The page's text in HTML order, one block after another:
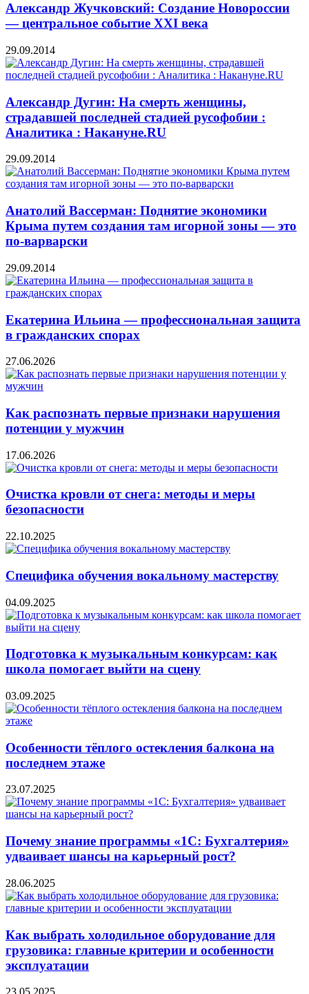
Александр Жучковский: Создание Новороссии
— центральное событие XXI века
29.09.2014
Александр Дугин: На смерть женщины,
страдавшей последней стадией русофобии :
Аналитика : Накануне.RU
29.09.2014
Анатолий Вассерман: Поднятие экономики
Крыма путем создания там игорной зоны — это
по-варварски
29.09.2014
Екатерина Ильина — профессиональная защита
в гражданских спорах
27.06.2026
Как распознать первые признаки нарушения
потенции у мужчин
17.06.2026
Очистка кровли от снега: методы и меры
безопасности
22.10.2025
Специфика обучения вокальному мастерству
04.09.2025
Подготовка к музыкальным конкурсам: как
школа помогает выйти на сцену
03.09.2025
Особенности тёплого остекления балкона на
последнем этаже
23.07.2025
Почему знание программы «1С: Бухгалтерия»
удваивает шансы на карьерный рост?
28.06.2025
Как выбрать холодильное оборудование для
грузовика: главные критерии и особенности
эксплуатации